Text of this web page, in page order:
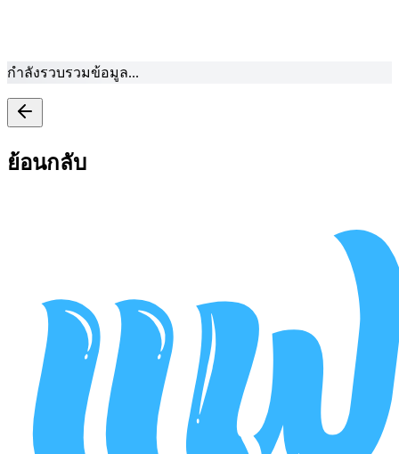
กำลังรวบรวมข้อมูล...
ย้อนกลับ